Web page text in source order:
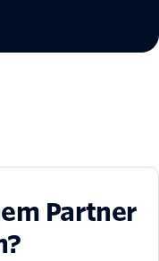
Partner